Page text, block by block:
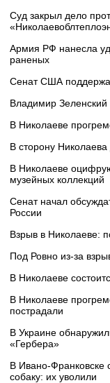
Суд закрыл дело
Армия РФ нанесла
раненых
Сенат США
Владимир
В Николаеве
В сторону
В Николаеве
музейных коллекций
Сенат начал
России
Взрыв в Николаеве:
Под Ровно из-за
В Николаеве
В Николаеве
пострадали
В Украине
«Гербера»
В Ивано-Франковске
собаку: их уволили